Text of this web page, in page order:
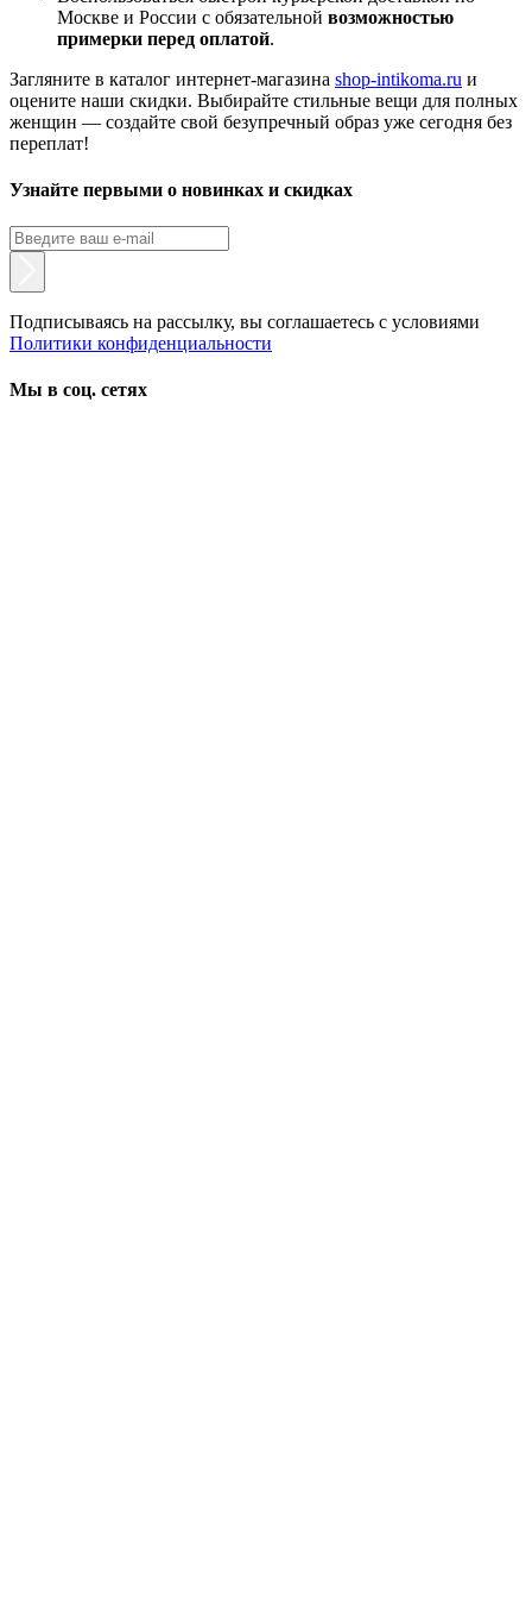
Москве и России с обязательной возможностью
примерки перед оплатой.
Загляните в каталог интернет-магазина shop-intikoma.ru и
оцените наши скидки. Выбирайте стильные вещи для полных
женщин — создайте свой безупречный образ уже сегодня без
переплат!
Узнайте первыми о новинках и скидках
Подписываясь на рассылку, вы соглашаетесь с условиями
Политики конфиденциальности
Мы в соц. сетях